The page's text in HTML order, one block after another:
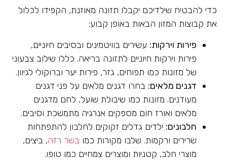
כדי להבטיח שילדיכם יקבלו תזונה מאוזנת, הקפידו לכלול
את קבוצות המזון הבאות באופן קבוע:
פירות וירקות: עשירים בוויטמינים ובסיבים חיוניים,
פירות וירקות חיוניים לתזונה בריאה. כללו שילוב צבעוני
של מזונות כמו תפוחים, גזר, פירות יער וברוקולי לגיוון.
דגנים מלאים: בחרו דגנים מלאים על פני דגנים
מעודנים. מזונות כמו שיבולת שועל, לחם מדגנים
מלאים ואורז חום מספקים אנרגיה מתמשכת וסיבים.
חלבונים: ילדים גדלים זקוקים לחלבון להתפתחות
שרירים ורקמות. שלבו מקורות כמו בשר רזה, ביצים,
מוצרי חלב, קטניות ומוצרים צמחיים כמו טופו.